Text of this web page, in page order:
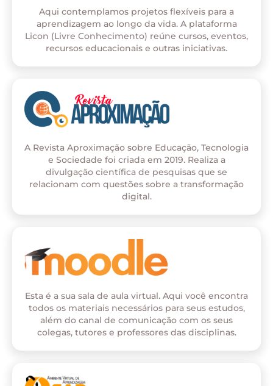
Aqui contemplamos projetos flexíveis para a
aprendizagem ao longo da vida. A plataforma
Licon (Livre Conhecimento) reúne cursos, eventos,
recursos educacionais e outras iniciativas.
A Revista Aproximação sobre Educação, Tecnologia
e Sociedade foi criada em 2019. Realiza a
divulgação científica de pesquisas que se
relacionam com questões sobre a transformação
digital.
Esta é a sua sala de aula virtual. Aqui você encontra
todos os materiais necessários para seus estudos,
além do canal de comunicação com os seus
colegas, tutores e professores das disciplinas.